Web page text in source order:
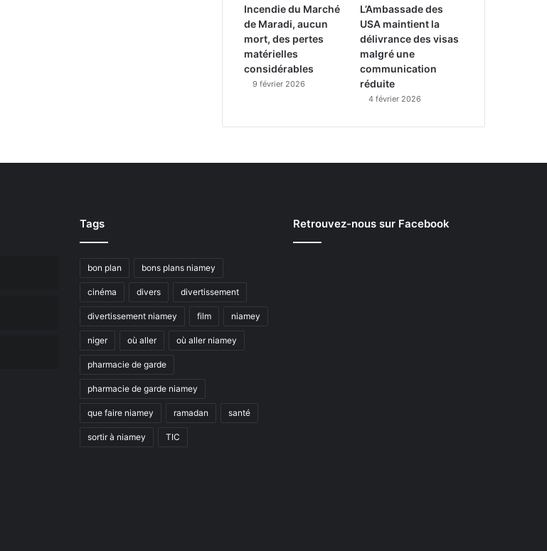
Incendie du Marché
de Maradi, aucun
mort, des pertes
matérielles
considérables
9 février 2026
L’Ambassade des
USA maintient la
délivrance des visas
malgré une
communication
réduite
4 février 2026
Tags
bon plan bons plans niamey
cinéma divers divertissement
divertissement niamey film niamey
niger où aller où aller niamey
pharmacie de garde
pharmacie de garde niamey
que faire niamey ramadan santé
sortir à niamey TIC
Retrouvez-nous sur Facebook